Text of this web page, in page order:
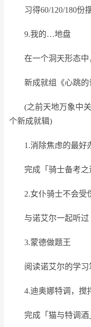
习得60/120/180份
9.我的…地盘
在一个洞天形态中
新成就组《心跳
(之前天地万象中
个新成就辑)
1.消除焦虑的最好
完成「骑士备考
2.女仆骑士不会受
与诺艾尔一起听过
3.蒙德做题王
阅读诺艾尔的学习
4.迪奥娜特调，搅
完成「猫与特调酒